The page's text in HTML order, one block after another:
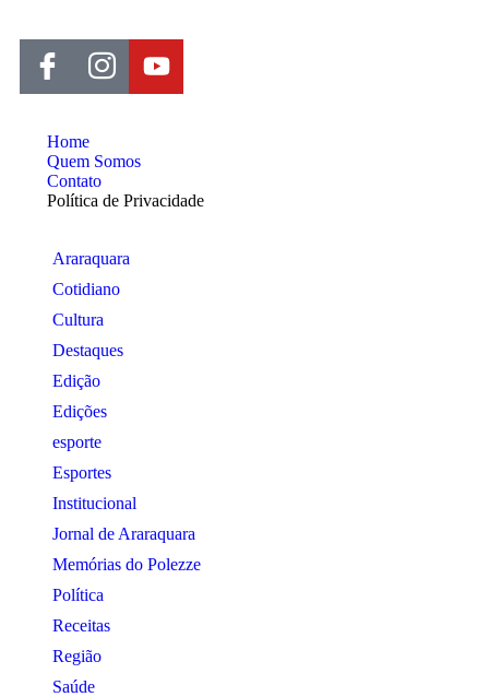
Home
Quem Somos
Contato
Política de Privacidade
Araraquara
Cotidiano
Cultura
Destaques
Edição
Edições
esporte
Esportes
Institucional
Jornal de Araraquara
Memórias do Polezze
Política
Receitas
Região
Saúde